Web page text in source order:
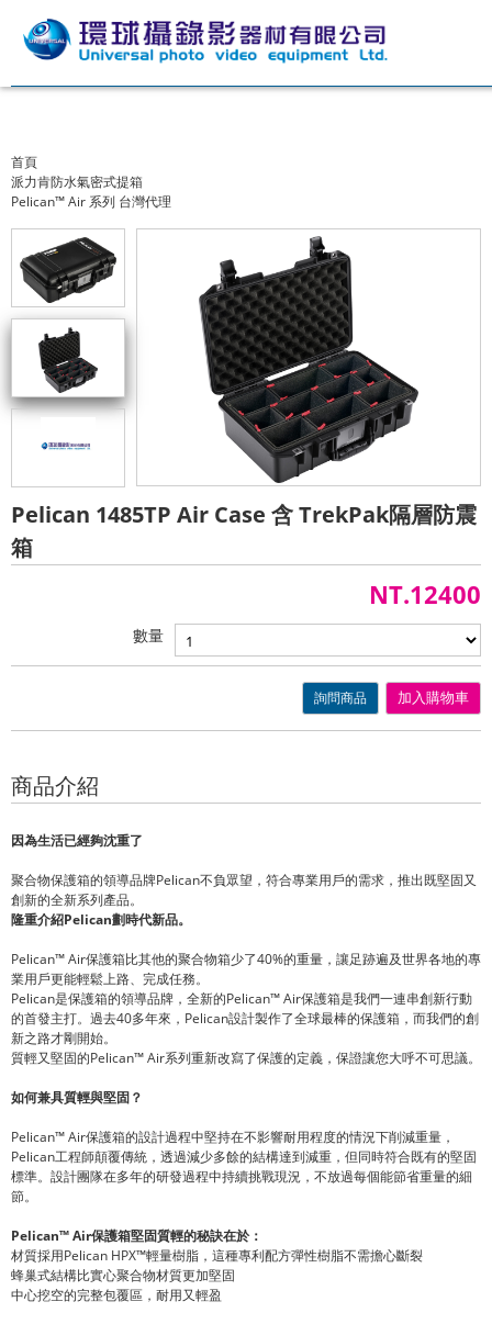
首頁
派力肯防水氣密式提箱
Pelican™ Air 系列 台灣代理
Pelican 1485TP Air Case 含 TrekPak隔層防震
箱
NT.12400
數量
詢問商品 加入購物車
商品介紹
因為生活已經夠沈重了
聚合物保護箱的領導品牌Pelican不負眾望，符合專業用戶的需求，推出既堅固又
創新的全新系列產品。
隆重介紹Pelican劃時代新品。
Pelican™ Air保護箱比其他的聚合物箱少了40%的重量，讓足跡遍及世界各地的專
業用戶更能輕鬆上路、完成任務。
Pelican是保護箱的領導品牌，全新的Pelican™ Air保護箱是我們一連串創新行動
的首發主打。過去40多年來， Pelican設計製作了全球最棒的保護箱，而我們的創
新之路才剛開始。
質輕又堅固的Pelican™ Air系列重新改寫了保護的定義，保證讓您大呼不可思議。
如何兼具質輕與堅固？
Pelican™ Air保護箱的設計過程中堅持在不影響耐用程度的情況下削減重量，
Pelican工程師顛覆傳統，透過減少多餘的結構達到減重，但同時符合既有的堅固
標準。設計團隊在多年的研發過程中持續挑戰現況，不放過每個能節省重量的細
節。
Pelican™ Air保護箱堅固質輕的秘訣在於：
材質採用 Pelican HPX™輕量樹脂，這種專利配方彈性樹脂不需擔心斷裂
蜂巢式結構比實心聚合物材質更加堅固
中心挖空的完整包覆區，耐用又輕盈